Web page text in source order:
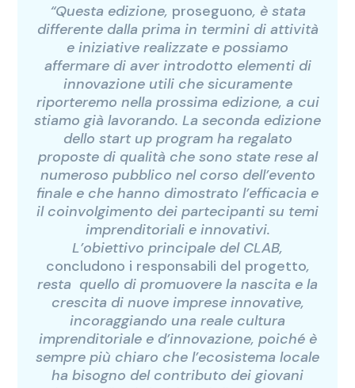
“Questa edizione, proseguono, è stata
differente dalla prima in termini di attività
e iniziative realizzate e possiamo
affermare di aver introdotto elementi di
innovazione utili che sicuramente
riporteremo nella prossima edizione, a cui
stiamo già lavorando. La seconda edizione
dello start up program ha regalato
proposte di qualità che sono state rese al
numeroso pubblico nel corso dell’evento
finale e che hanno dimostrato l’efficacia e
il coinvolgimento dei partecipanti su temi
imprenditoriali e innovativi.
L’obiettivo principale del CLAB,
concludono i responsabili del progetto,
resta quello di promuovere la nascita e la
crescita di nuove imprese innovative,
incoraggiando una reale cultura
imprenditoriale e d’innovazione, poiché è
sempre più chiaro che l’ecosistema locale
ha bisogno del contributo dei giovani